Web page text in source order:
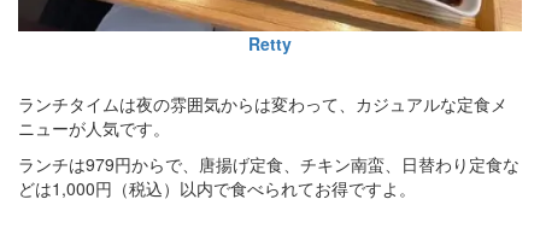
Retty
ランチタイムは夜の雰囲気からは変わって、カジュアルな定食メ
ニューが人気です。
ランチは979円からで、唐揚げ定食、チキン南蛮、日替わり定食な
どは1,000円（税込）以内で食べられてお得ですよ。